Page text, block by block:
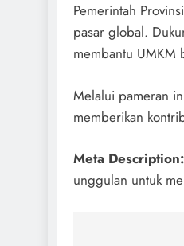
Pemerintah
pasar global.
membantu UMKM
Melalui pameran
memberikan
Meta Description:
unggulan untuk